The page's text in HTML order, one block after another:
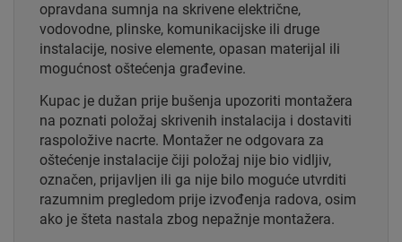
opravdana sumnja na skrivene električne,
vodovodne, plinske, komunikacijske ili druge
instalacije, nosive elemente, opasan materijal ili
mogućnost oštećenja građevine.
Kupac je dužan prije bušenja upozoriti montažera
na poznati položaj skrivenih instalacija i dostaviti
raspoložive nacrte. Montažer ne odgovara za
oštećenje instalacije čiji položaj nije bio vidljiv,
označen, prijavljen ili ga nije bilo moguće utvrditi
razumnim pregledom prije izvođenja radova, osim
ako je šteta nastala zbog nepažnje montažera.